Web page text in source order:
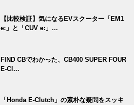
【比較検証】気になるEVスクーター「EM1
e:」と「CUV e:」…
FIND CBでわかった、CB400 SUPER FOUR
E-Cl…
「Honda E-Clutch」の素朴な疑問をスッキ